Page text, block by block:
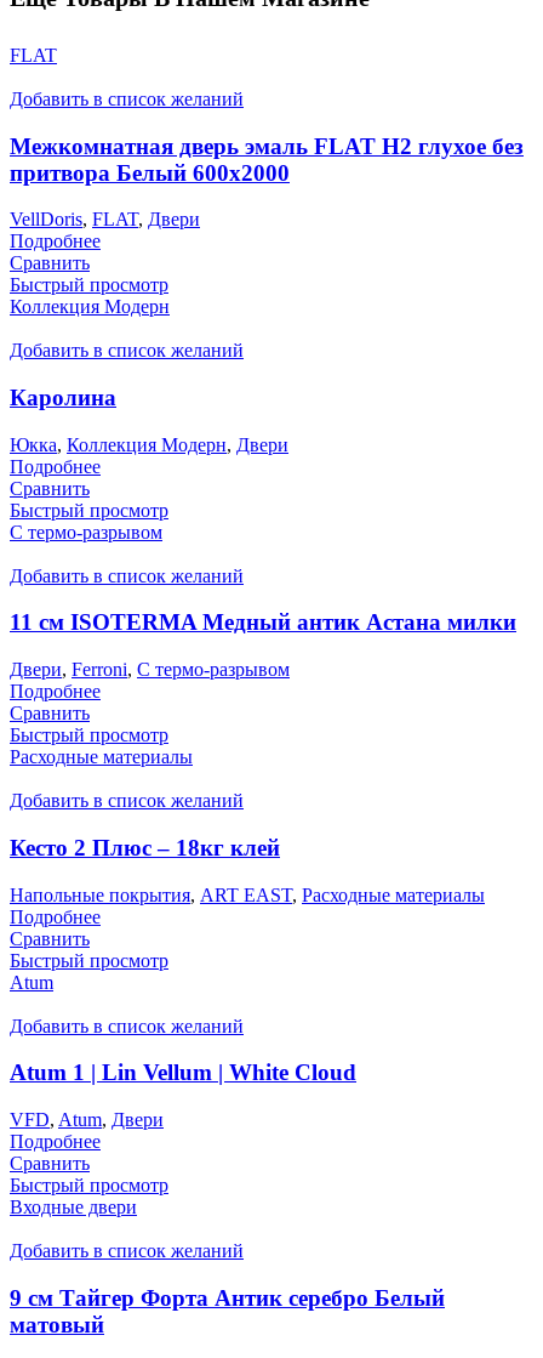
FLAT
Добавить в список желаний
Межкомнатная дверь эмаль FLAT H2 глухое без
притвора Белый 600х2000
VellDoris, FLAT, Двери
Подробнее
Сравнить
Быстрый просмотр
Коллекция Модерн
Добавить в список желаний
Каролина
Юкка, Коллекция Модерн, Двери
Подробнее
Сравнить
Быстрый просмотр
С термо-разрывом
Добавить в список желаний
11 см ISOTERMA Медный антик Астана милки
Двери, Ferroni, С термо-разрывом
Подробнее
Сравнить
Быстрый просмотр
Расходные материалы
Добавить в список желаний
Кесто 2 Плюс – 18кг клей
Напольные покрытия, ART EAST, Расходные материалы
Подробнее
Сравнить
Быстрый просмотр
Atum
Добавить в список желаний
Atum 1 | Lin Vellum | White Cloud
VFD, Atum, Двери
Подробнее
Сравнить
Быстрый просмотр
Входные двери
Добавить в список желаний
9 см Тайгер Форта Антик серебро Белый
матовый